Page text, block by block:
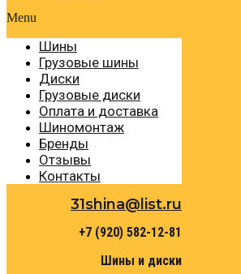
Menu
Шины
Грузовые шины
Диски
Грузовые диски
Оплата и доставка
Шиномонтаж
Бренды
Отзывы
Контакты
31shina@list.ru
+7 (920) 582-12-81
Шины и диски